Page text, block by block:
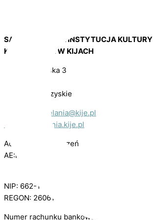
SAMORZĄDOWA INSTYTUCJA KULTURY
KASZTELANIA W KIJACH
ul. Kasztelańska 3
woj. świętokrzyskie
kasztelania@kije.pl
www.kasztelania.kije.pl
Adres do e-Doręczeń
AE:PL-84364-49949-CIDHT-29
NIP: 662-18-17-522
REGON: 260610688
Numer rachunku bankowego: